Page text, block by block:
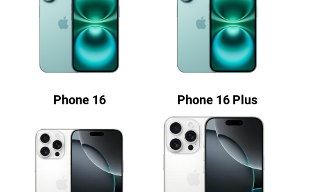
Phone 16 Phone 16 Plus